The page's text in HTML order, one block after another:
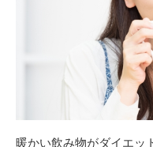
暖かい飲み物がダイエッ